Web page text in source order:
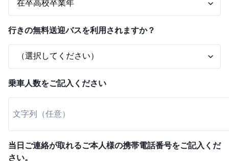
行きの無料送迎バスを利用されますか？
乗車人数をご記入ください
当日ご連絡が取れるご本人様の携帯電話番号をご記入くだ
さい。